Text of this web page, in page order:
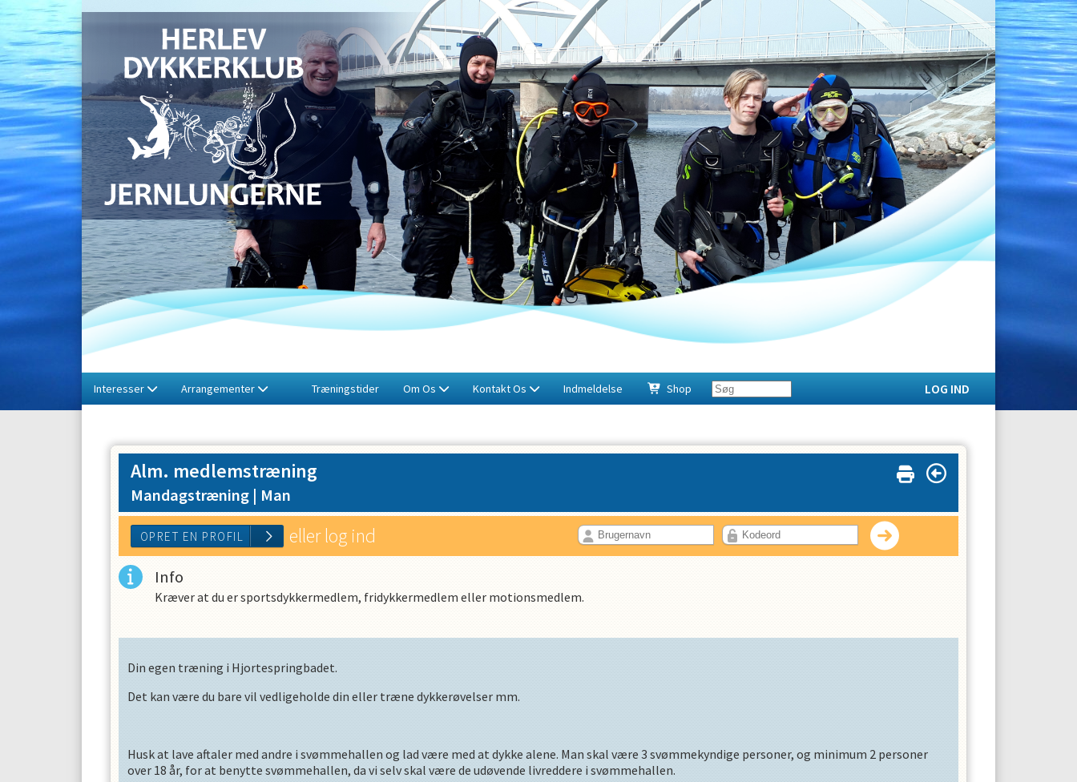
Interesser Arrangementer Træningstider Om Os Kontakt Os Indmeldelse Shop LOG IND
Alm. medlemstræning
Mandagstræning | Man
OPRET EN PROFIL
eller log ind
Info
Kræver at du er sportsdykkermedlem, fridykkermedlem eller motionsmedlem.
Din egen træning i Hjortespringbadet.
Det kan være du bare vil vedligeholde din eller træne dykkerøvelser mm.
Husk at lave aftaler med andre i svømmehallen og lad være med at dykke alene. Man skal være 3 svømmekyndige personer, og minimum 2 personer
over 18 år, for at benytte svømmehallen, da vi selv skal være de udøvende livreddere i svømmehallen.